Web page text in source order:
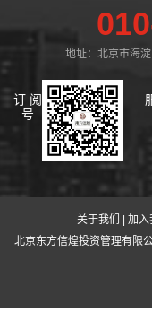
地址：北京市海
订 阅
号
关于我们 加入
北京东方信煌投资管理有限